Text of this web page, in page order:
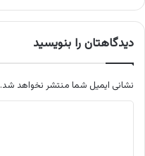
دیدگاهتان را بنویسید
نشانی ایمیل شما منتشر نخواهد شد.